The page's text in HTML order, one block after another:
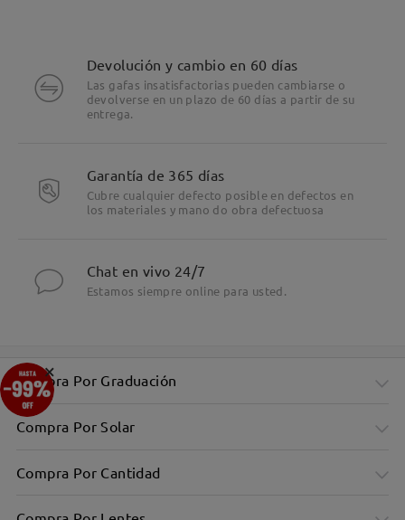
Devolución y cambio en 60 días
Las gafas insatisfactorias pueden cambiarse o
devolverse en un plazo de 60 días a partir de su
entrega.
Garantía de 365 días
Cubre cualquier defecto posible en defectos en
los materiales y mano do obra defectuosa
Chat en vivo 24/7
Estamos siempre online para usted.
Compra Por Graduación
Compra Por Solar
Compra Por Cantidad
×